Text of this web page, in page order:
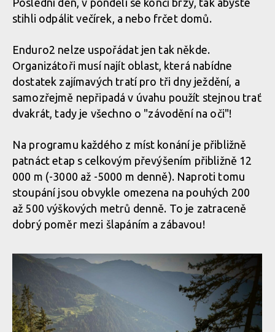
stihli odpálit večírek, a nebo frčet domů.
Enduro2 nelze uspořádat jen tak někde.
Organizátoři musí najít oblast, která nabídne
dostatek zajímavých tratí pro tři dny ježdění, a
samozřejmě nepřipadá v úvahu použít stejnou trať
dvakrát, tady je všechno o "závodění na oči"!
Na programu každého z míst konání je přibližně
patnáct etap s celkovým převýšením přibližně 12
000 m (-3000 až -5000 m denně). Naproti tomu
stoupání jsou obvykle omezena na pouhých 200
až 500 výškových metrů denně. To je zatraceně
dobrý poměr mezi šlapáním a zábavou!